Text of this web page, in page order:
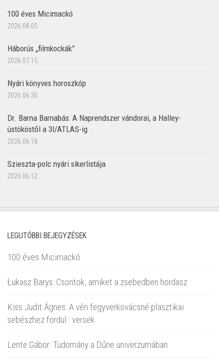
100 éves Micimackó
2026.08.05.
Háborús „filmkockák”
2026.07.15.
Nyári könyves horoszkóp
2026.06.30.
Dr. Barna Barnabás: A Naprendszer vándorai, a Halley-
üstököstől a 3I/ATLAS-ig
2026.06.18.
Szieszta-polc nyári sikerlistája
2026.06.12.
LEGUTÓBBI BEJEGYZÉSEK
100 éves Micimackó
Łukasz Barys: Csontok, amiket a zsebedben hordasz
Kiss Judit Ágnes: A vén fegyverkovácsné plasztikai
sebészhez fordul : versek
Lente Gábor: Tudomány a Dűne univerzumában